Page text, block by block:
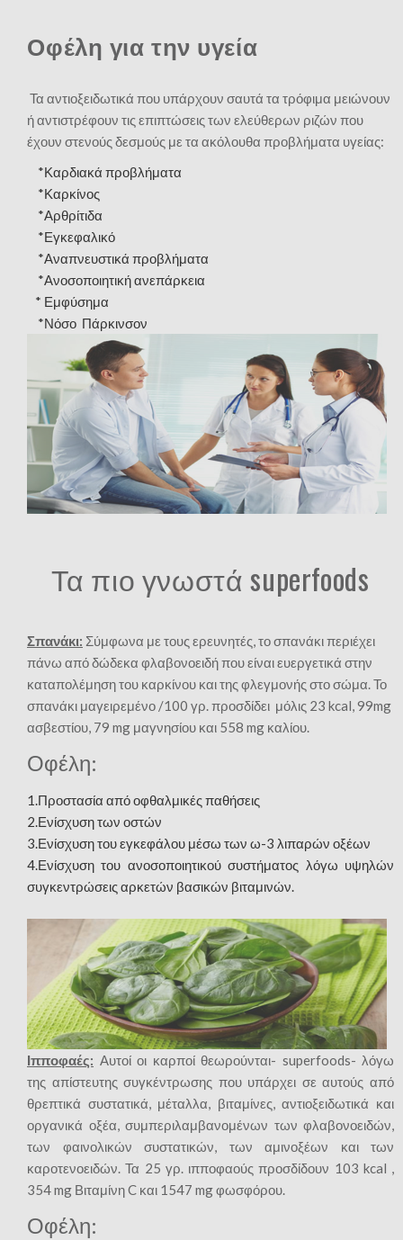
Οφέλη για την υγεία
Τα αντιοξειδωτικά που υπάρχουν σαυτά τα τρόφιμα μειώνουν
ή αντιστρέφουν τις επιπτώσεις των ελεύθερων ριζών που
έχουν στενούς δεσμούς με τα ακόλουθα προβλήματα υγείας:
*Καρδιακά προβλήματα
*Καρκίνος
*Αρθρίτιδα
*Εγκεφαλικό
*Αναπνευστικά προβλήματα
*Ανοσοποιητική ανεπάρκεια
* Εμφύσημα
*Νόσο Πάρκινσον
Τα πιο γνωστά superfoods
Σπανάκι: Σύμφωνα με τους ερευνητές, το σπανάκι περιέχει
πάνω από δώδεκα φλαβονοειδή που είναι ευεργετικά στην
καταπολέμηση του καρκίνου και της φλεγμονής στο σώμα. Το
σπανάκι μαγειρεμένο /100 γρ. προσδίδει μόλις 23 kcal, 99mg
ασβεστίου, 79 mg μαγνησίου και 558 mg καλίου.
Οφέλη:
1.Προστασία από οφθαλμικές παθήσεις
2.Ενίσχυση των οστών
3.Ενίσχυση του εγκεφάλου μέσω των ω-3 λιπαρών οξέων
4.Ενίσχυση του ανοσοποιητικού συστήματος λόγω υψηλών
συγκεντρώσεις αρκετών βασικών βιταμινών.
Ιπποφαές: Αυτοί οι καρποί θεωρούνται- superfoods- λόγω
της απίστευτης συγκέντρωσης που υπάρχει σε αυτούς από
θρεπτικά συστατικά, μέταλλα, βιταμίνες, αντιοξειδωτικά και
οργανικά οξέα, συμπεριλαμβανομένων των φλαβονοειδών,
των φαινολικών συστατικών, των αμινοξέων και των
καροτενοειδών. Τα 25 γρ. ιπποφαούς προσδίδουν 103 kcal ,
354 mg Βιταμίνη C και 1547 mg φωσφόρου.
Οφέλη: